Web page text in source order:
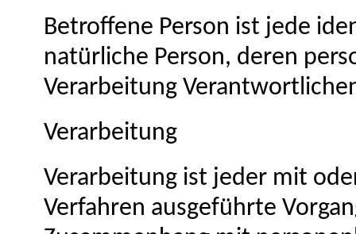
Betroffene Person ist jede
natürliche Person, deren
Verarbeitung
Verarbeitung
Verarbeitung ist jeder mit
Verfahren ausgeführte